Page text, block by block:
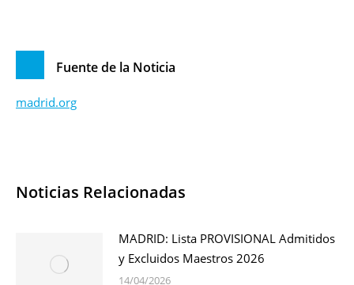
Fuente de la Noticia
madrid.org
Noticias Relacionadas
MADRID: Lista PROVISIONAL Admitidos
y Excluidos Maestros 2026
14/04/2026